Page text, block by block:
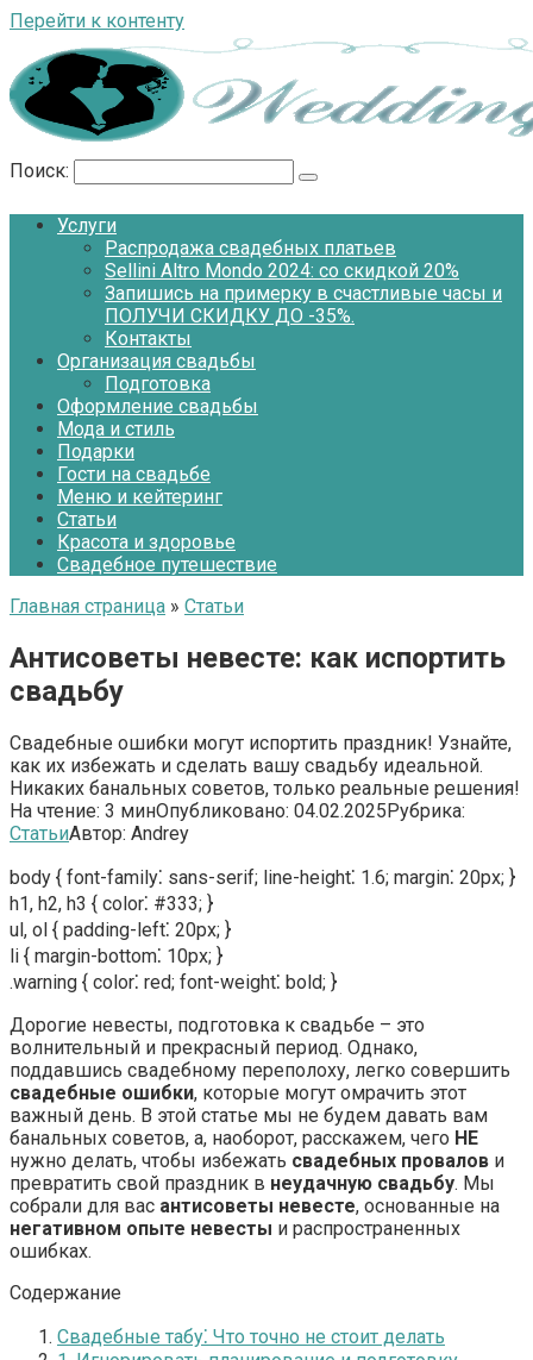
Перейти к контенту
Поиск:
Услуги
Распродажа свадебных платьев
Sellini Altro Mondo 2024: со скидкой 20%
Запишись на примерку в счастливые часы и
ПОЛУЧИ СКИДКУ ДО -35%.
Контакты
Организация свадьбы
Подготовка
Оформление свадьбы
Мода и стиль
Подарки
Гости на свадьбе
Меню и кейтеринг
Статьи
Красота и здоровье
Свадебное путешествие
Главная страница » Статьи
Антисоветы невесте: как испортить
свадьбу
Свадебные ошибки могут испортить праздник! Узнайте,
как их избежать и сделать вашу свадьбу идеальной.
Никаких банальных советов, только реальные решения!
На чтение: 3 минОпубликовано: 04.02.2025Рубрика:
СтатьиАвтор: Andrey
body { font-family⁚ sans-serif; line-height⁚ 1.6; margin⁚ 20px; }
h1, h2, h3 { color⁚ #333; }
ul, ol { padding-left⁚ 20px; }
li { margin-bottom⁚ 10px; }
.warning { color⁚ red; font-weight⁚ bold; }
Дорогие невесты, подготовка к свадьбе – это
волнительный и прекрасный период. Однако,
поддавшись свадебному переполоху, легко совершить
свадебные ошибки, которые могут омрачить этот
важный день. В этой статье мы не будем давать вам
банальных советов, а, наоборот, расскажем, чего НЕ
нужно делать, чтобы избежать свадебных провалов и
превратить свой праздник в неудачную свадьбу. Мы
собрали для вас антисоветы невесте, основанные на
негативном опыте невесты и распространенных
ошибках.
Содержание
Свадебные табу⁚ Что точно не стоит делать